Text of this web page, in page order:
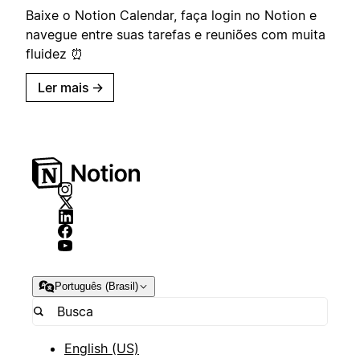
Baixe o Notion Calendar, faça login no Notion e
navegue entre suas tarefas e reuniões com muita
fluidez ⏰
Ler mais →
Português (Brasil)
English (US)